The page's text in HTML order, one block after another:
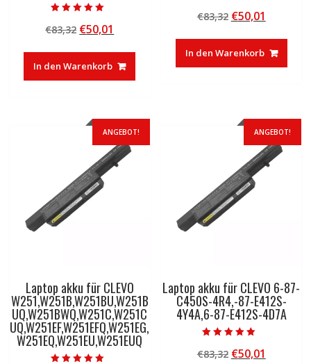
5.00
von 5
€83,32 Ursprünglicher
war:
€83,32
€50,01
ist:
€50,01.
In den Warenkorb
4.50
von 5
€83,32 Ursprünglicher
war:
€83,32
€50,01
ist:
€50,01.
In den Warenkorb
ANGEBOT!
Laptop akku für CLEVO
W251,W251B,W251BU,W251B
UQ,W251BWQ,W251C,W251C
UQ,W251EF,W251EFQ,W251EG,
W251EQ,W251EU,W251EUQ
ANGEBOT!
Laptop akku für CLEVO 6-87-
C450S-4R4,-87-E412S-
4Y4A,6-87-E412S-4D7A
5.00
von 5
€83,32 Ursprünglicher
€50,01